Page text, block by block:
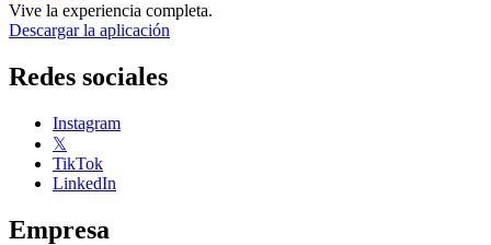
Vive la experiencia completa.
Descargar la aplicación
Redes sociales
Instagram
𝕏
TikTok
LinkedIn
Empresa